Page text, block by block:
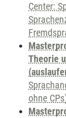
Center:
Theorie
ohne